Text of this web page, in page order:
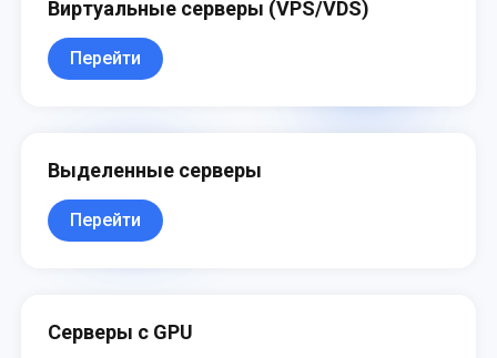
Виртуальные серверы (VPS/VDS)
Перейти
Выделенные серверы
Перейти
Серверы с GPU